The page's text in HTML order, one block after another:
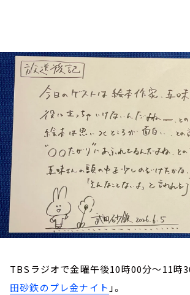
お知らせ
イベント・グッズ
YouTube
会社情報
TBSラジオで金曜午後10時00分～11時
田砂鉄のプレ金ナイト 」。